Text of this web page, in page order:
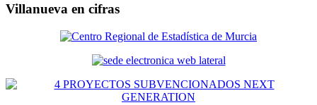
Villanueva en cifras